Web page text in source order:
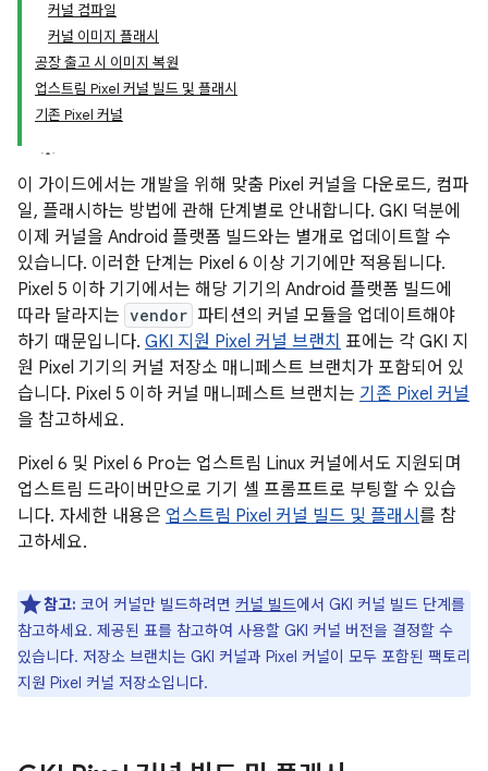
커널 컴파일
커널 이미지 플래시
공장 출고 시 이미지 복원
업스트림 Pixel 커널 빌드 및 플래시
기존 Pixel 커널
이 가이드에서는 개발을 위해 맞춤 Pixel 커널을 다운로드, 컴파
일, 플래시하는 방법에 관해 단계별로 안내합니다. GKI 덕분에
이제 커널을 Android 플랫폼 빌드와는 별개로 업데이트할 수
있습니다. 이러한 단계는 Pixel 6 이상 기기에만 적용됩니다.
Pixel 5 이하 기기에서는 해당 기기의 Android 플랫폼 빌드에
따라 달라지는 vendor 파티션의 커널 모듈을 업데이트해야
하기 때문입니다. GKI 지원 Pixel 커널 브랜치 표에는 각 GKI 지
원 Pixel 기기의 커널 저장소 매니페스트 브랜치가 포함되어 있
습니다. Pixel 5 이하 커널 매니페스트 브랜치는 기존 Pixel 커널
을 참고하세요.
Pixel 6 및 Pixel 6 Pro는 업스트림 Linux 커널에서도 지원되며
업스트림 드라이버만으로 기기 셸 프롬프트로 부팅할 수 있습
니다. 자세한 내용은 업스트림 Pixel 커널 빌드 및 플래시 를 참
고하세요.
참고: 코어 커널만 빌드하려면 커널 빌드에서 GKI 커널 빌드 단계를
참고하세요. 제공된 표를 참고하여 사용할 GKI 커널 버전을 결정할 수
있습니다. 저장소 브랜치는 GKI 커널과 Pixel 커널이 모두 포함된 팩토리
지원 Pixel 커널 저장소입니다.